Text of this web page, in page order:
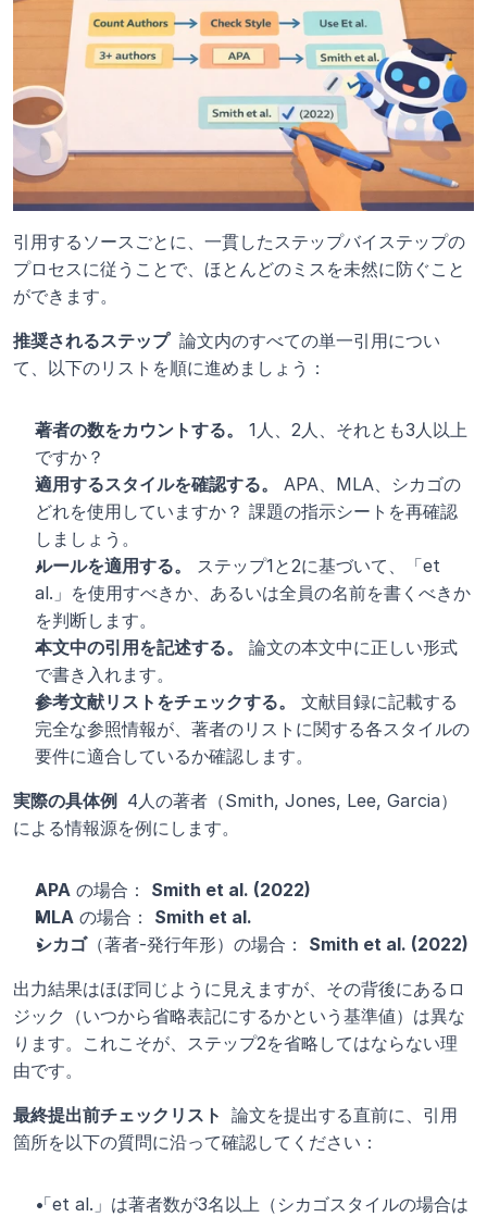
引用するソースごとに、一貫したステップバイステップの
プロセスに従うことで、ほとんどのミスを未然に防ぐこと
ができます。
推奨されるステップ 論文内のすべての単一引用につい
て、以下のリストを順に進めましょう：
著者の数をカウントする。
1人、2人、それとも3人以上
ですか？
適用するスタイルを確認する。
APA、MLA、シカゴの
どれを使用していますか？ 課題の指示シートを再確認
しましょう。
ルールを適用する。
ステップ1と2に基づいて、「et
al.」を使用すべきか、あるいは全員の名前を書くべきか
を判断します。
本文中の引用を記述する。
論文の本文中に正しい形式
で書き入れます。
参考文献リストをチェックする。
文献目録に記載する
完全な参照情報が、著者のリストに関する各スタイルの
要件に適合しているか確認します。
実際の具体例
4人の著者（Smith, Jones, Lee, Garcia）
による情報源を例にします。
APA の場合： Smith et al. (2022)
MLA の場合： Smith et al.
シカゴ（著者-発行年形）の場合： Smith et al. (2022)
出力結果はほぼ同じように見えますが、その背後にあるロ
ジック（いつから省略表記にするかという基準値）は異な
ります。これこそが、ステップ2を省略してはならない理
由です。
最終提出前チェックリスト 論文を提出する直前に、引用
箇所を以下の質問に沿って確認してください：
「et al.」は著者数が3名以上（シカゴスタイルの場合は